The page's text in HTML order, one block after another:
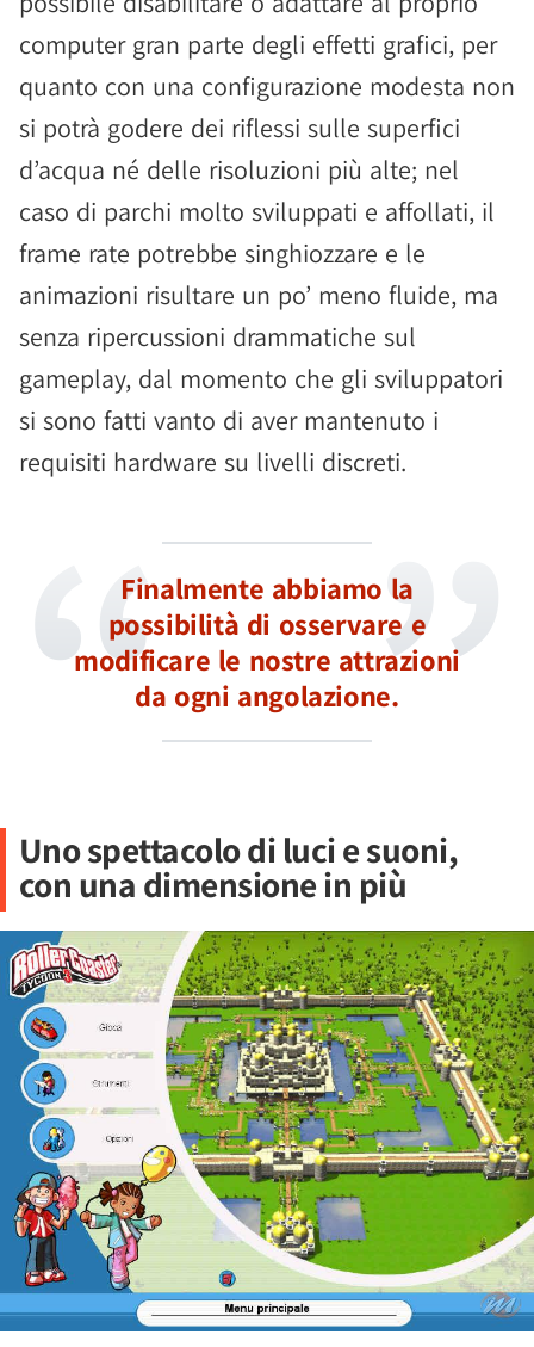
computer gran parte degli effetti grafici, per
quanto con una configurazione modesta non
si potrà godere dei riflessi sulle superfici
d’acqua né delle risoluzioni più alte; nel
caso di parchi molto sviluppati e affollati, il
frame rate potrebbe singhiozzare e le
animazioni risultare un po’ meno fluide, ma
senza ripercussioni drammatiche sul
gameplay, dal momento che gli sviluppatori
si sono fatti vanto di aver mantenuto i
requisiti hardware su livelli discreti.
Finalmente abbiamo la
possibilità di osservare e
modificare le nostre attrazioni
da ogni angolazione.
Uno spettacolo di luci e suoni,
con una dimensione in più